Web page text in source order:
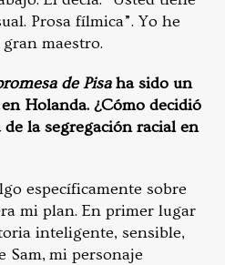
Prosa fílmica”. Yo he
maestro.
de Pisaha sido un
Holanda. ¿Cómo decidió
la segregación racial en
específicamente sobre
mi plan. En primer lugar
inteligente, sensible,
Sam, mi personaje